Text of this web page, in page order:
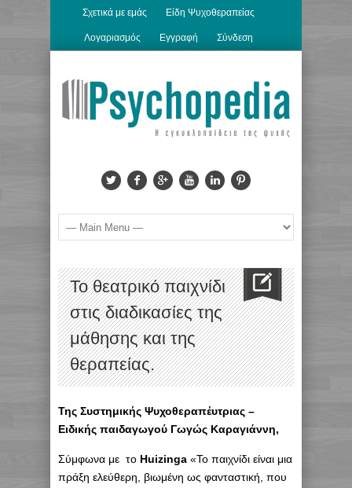
Σχετικά με εμάς Είδη Ψυχοθεραπείας
Λογαριασμός Εγγραφή Σύνδεση
Το θεατρικό παιχνίδι
στις διαδικασίες της
μάθησης και της
θεραπείας.
Της Συστημικής Ψυχοθεραπέυτριας –
Ειδικής παιδαγωγού Γωγώς Καραγιάννη,
Σύμφωνα με το Huizinga «Το παιχνίδι είναι μια
πράξη ελεύθερη, βιωμένη ως φανταστική, που